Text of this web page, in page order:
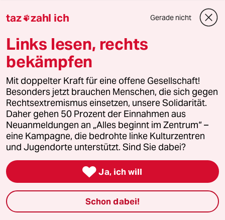
selbstverständliche Dinge forderten. Oder wie
1989, als die Polizei letztlich nicht zu äußerster
Gewalt griff, um sich Veränderungen in den
Weg zu stellen.
Rudolf Fissner
09.01.2020,20:37 Uhr
@yul:
"Ich würde auch lieber in jedem
Polizisten einen integren
Sicherheitsdienstleister für alle
Bürger sehen. Und nicht Spackos mit
der Lizenz zum Lügen, Prügeln und
Töten, die letztlich vor allem die
Interessen der Mächtigen schützen."
So so. hat der Polizist der bewusslos
taz zahl ich Gerade nicht
Links lesen, rechts
bekämpfen
Mit doppelter Kraft für eine offene Gesellschaft!
Besonders jetzt brauchen Menschen, die sich gegen
Rechtsextremismus einsetzen, unsere Solidarität.
Daher gehen 50 Prozent der Einnahmen aus
Neuanmeldungen an „Alles beginnt im Zentrum“ –
eine Kampagne, die bedrohte linke Kulturzentren
und Jugendorte unterstützt. Sind Sie dabei?
 Ja, ich will
Schon dabei!